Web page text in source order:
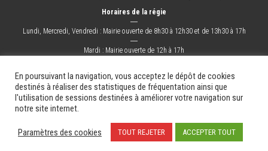
Horaires de la régie
―
Lundi, Mercredi, Vendredi : Mairie ouverte de 8h30 à 12h30 et de 13h30 à 17h
―
Mardi : Mairie ouverte de 12h à 17h
La Ville Mes démarches Grandir ! Sortir ! Changer !
Les docs.
Mentions légales
Création & Hébergement : Net-Conception.com
En poursuivant la navigation, vous acceptez le dépôt de cookies
destinés à réaliser des statistiques de fréquentation ainsi que
l'utilisation de sessions destinées à améliorer votre navigation sur
notre site internet.
Paramètres des cookies TOUT REJETER ACCEPTER TOUT